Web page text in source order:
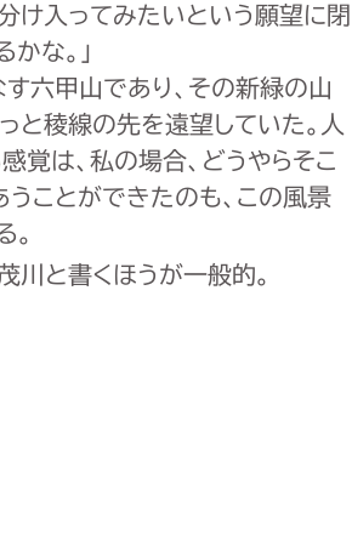
け入ってみたいという願望に閉
な。」
六甲山であり、その新緑の山
と稜線の先を遠望していた。人
覚は、私の場合、どうやらそこ
うことができたのも、この風景
。
川と書くほうが一般的。